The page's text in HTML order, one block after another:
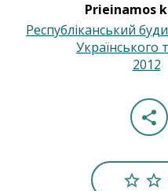
Prieinamos
Республіканський
Українського
2012